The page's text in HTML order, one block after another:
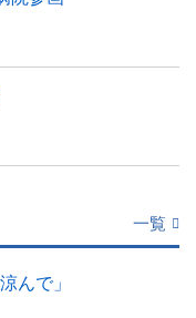
一覧
んで」